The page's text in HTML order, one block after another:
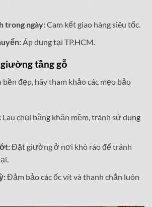
trong ngày:Cam kết giao hàng siêu tốc.
Áp dụng tại TP.HCM.
tầng gỗ
đẹp, hãy tham khảo các mẹo bảo
Lau chùi bằng khăn mềm, tránh sử dụng
Đặt giường ở nơi khô ráo để tránh
Đảm bảo các ốc vít và thanh chắn luôn